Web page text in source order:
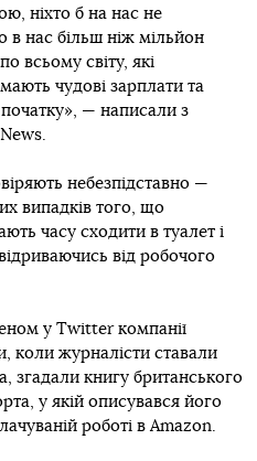
ніхто б на нас не
нас більш ніж мільйон
всьому світу, які
чудові зарплати та
— написали з
небезпідставно —
випадків того, що
часу сходити в туалет і
від робочого
у Twitter компанії
коли журналісти ставали
згадали книгу британського
у якій описувався його
роботі в Amazon.